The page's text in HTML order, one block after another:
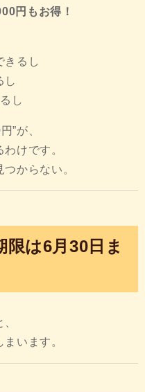
円もお得！
きるし
し
し
”が、
けです。
からない。
限は6月30日ま
います。